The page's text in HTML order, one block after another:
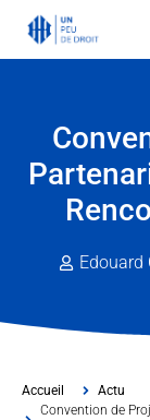
Edouard
Accueil
Actu
Convention de